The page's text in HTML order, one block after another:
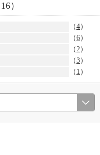
16）
（4）
（6）
（2）
（3）
（ 1 ）